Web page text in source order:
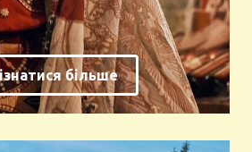
більше